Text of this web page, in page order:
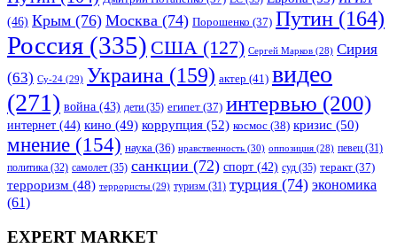
(46) Крым (76) Москва (74) Порошенко (37) Путин (164)
Россия (335) США (127) Сергей Марков (28) Сирия
(63) Су-24 (29) Украина (159) актер (41) видео
(271) война (43) дети (35) египет (37) интервью (200)
интернет (44) кино (49) коррупция (52) космос (38) кризис (50)
мнение (154) наука (36) нравственность (30) оппозиция (28) певец (31)
политика (32) самолет (35) санкции (72) спорт (42) суд (35) теракт (37)
терроризм (48) террористы (29) туризм (31) турция (74) экономика
(61)
EXPERT MARKET